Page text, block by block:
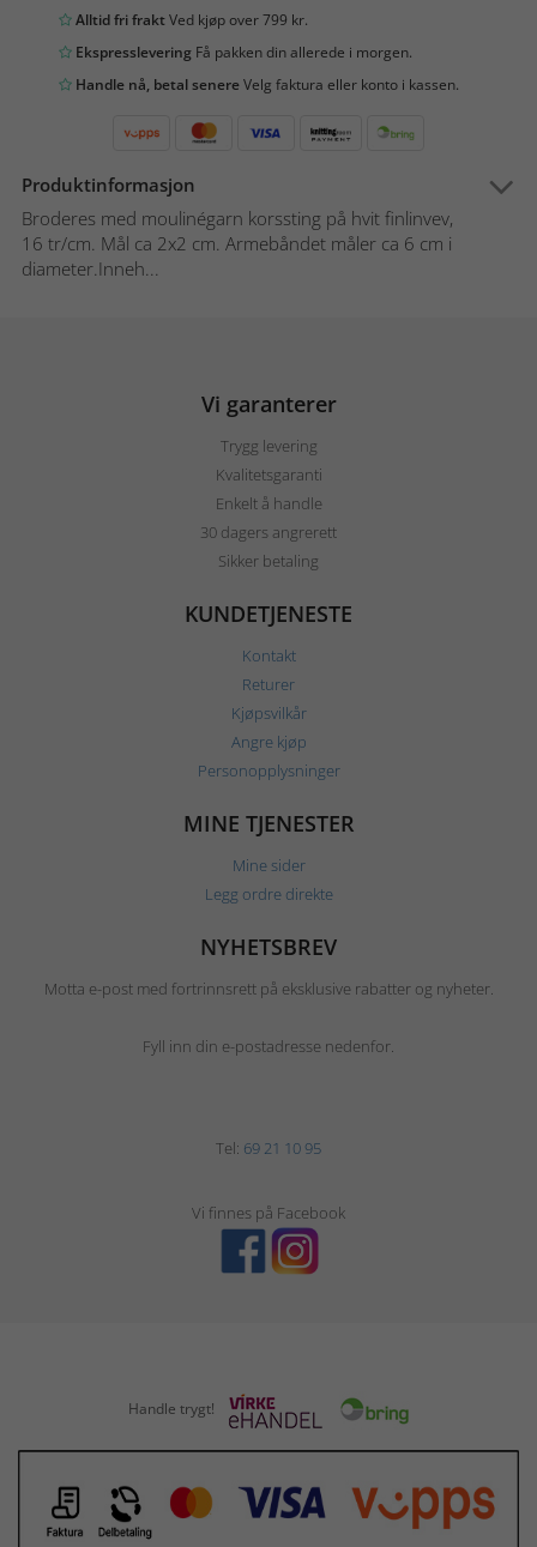
Alltid fri fraktVed kjøp over 799 kr.
Ekspresslevering Få pakken din allerede i morgen.
Handle nå, betal senereVelg faktura eller konto i kassen.
Produktinformasjon
Broderes med moulinégarn korssting på hvit finlinvev,
16 tr/cm. Mål ca 2x2 cm. Armebåndet måler ca 6 cm i
diameter.Inneh...
Vi garanterer
Trygg levering
Kvalitetsgaranti
Enkelt å handle
30 dagers angrerett
Sikker betaling
KUNDETJENESTE
Kontakt
Returer
Kjøpsvilkår
Angre kjøp
Personopplysninger
MINE TJENESTER
Mine sider
Legg ordre direkte
NYHETSBREV
Motta e-post med fortrinnsrett på eksklusive rabatter og nyheter.
Fyll inn din e-postadresse nedenfor.
Tel: 69 21 10 95
Vi finnes på Facebook
Handle trygt!